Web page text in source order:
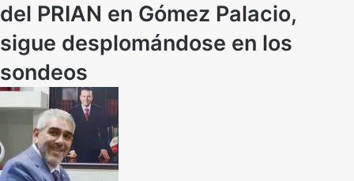
del PRIAN en Gómez Palacio,
sigue desplomándose en los
sondeos